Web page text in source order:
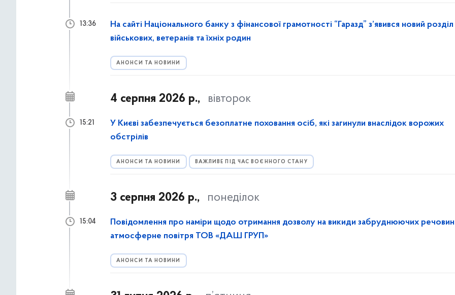
На сайті Національного банку з фінансової грамотності “Гаразд” з’явився новий
військових, ветеранів та їхніх родин
АНОНСИ ТА НОВИНИ
13:36
4 серпня 2026 р., вівторок
У Києві забезпечується безоплатне поховання осіб, які загинули внаслідок ворожих
обстрілів
АНОНСИ ТА НОВИНИ ВАЖЛИВЕ ПІД ЧАС ВОЄННОГО СТАНУ
15:21
3 серпня 2026 р., понеділок
Повідомлення про наміри щодо отримання дозволу на викиди забруднюючих речовин
атмосферне повітря ТОВ «ДАШ ГРУП»
АНОНСИ ТА НОВИНИ
15:04